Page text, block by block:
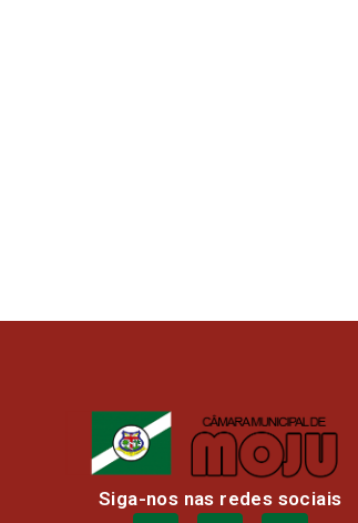
Siga-nos nas redes sociais